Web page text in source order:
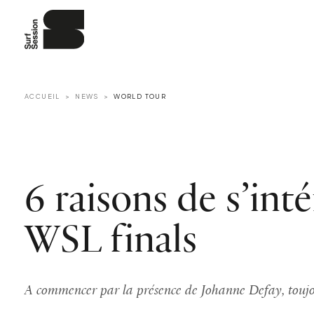
ACCUEIL NEWS WORLD TOUR
6 raisons de
WSL finals
A commencer par la présence de Johanne Defay,